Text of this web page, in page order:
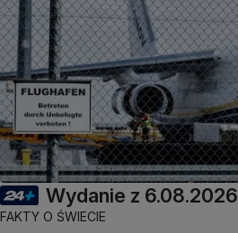
Wydanie z 6.08.2026
FAKTY O ŚWIECIE